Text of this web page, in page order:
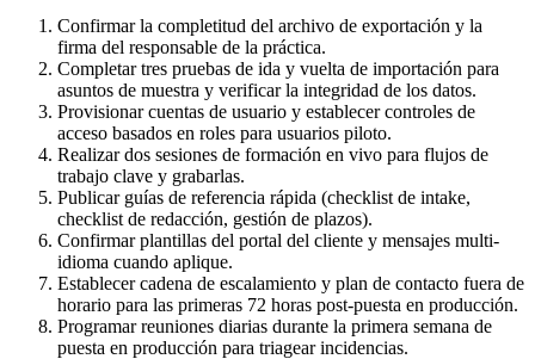
Confirmar la completitud del archivo de exportación y la
firma del responsable de la práctica.
Completar tres pruebas de ida y vuelta de importación para
asuntos de muestra y verificar la integridad de los datos.
Provisionar cuentas de usuario y establecer controles de
acceso basados en roles para usuarios piloto.
Realizar dos sesiones de formación en vivo para flujos de
trabajo clave y grabarlas.
Publicar guías de referencia rápida (checklist de intake,
checklist de redacción, gestión de plazos).
Confirmar plantillas del portal del cliente y mensajes multi-
idioma cuando aplique.
Establecer cadena de escalamiento y plan de contacto fuera de
horario para las primeras 72 horas post-puesta en producción.
Programar reuniones diarias durante la primera semana de
puesta en producción para triagear incidencias.